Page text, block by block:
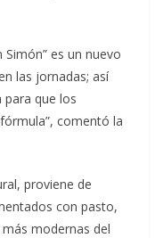
Simón” es un nuevo
las jornadas; así
que los
comentó la
proviene de
con pasto,
modernas del